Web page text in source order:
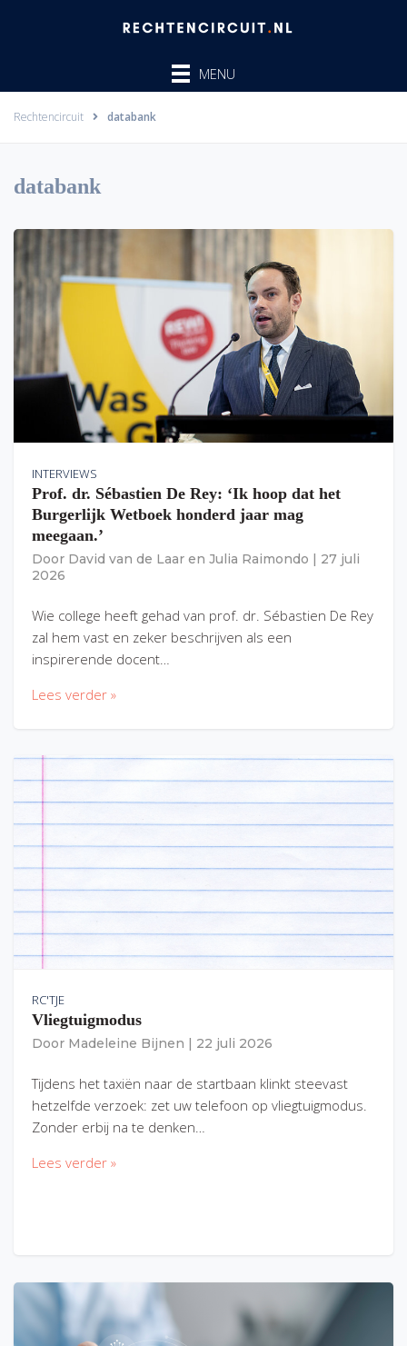
MENU
Rechtencircuit databank
databank
INTERVIEWS
Prof. dr. Sébastien De Rey: ‘Ik hoop dat het
Burgerlijk Wetboek honderd jaar mag
meegaan.’
Door David van de Laar en Julia Raimondo
27 juli
2026
Wie college heeft gehad van prof. dr. Sébastien De Rey
zal hem vast en zeker beschrijven als een
inspirerende docent…
Lees verder »
RC'TJE
Vliegtuigmodus
Door Madeleine Bijnen 22 juli 2026
Tijdens het taxiën naar de startbaan klinkt steevast
hetzelfde verzoek: zet uw telefoon op vliegtuigmodus.
Zonder erbij na te denken…
Lees verder »